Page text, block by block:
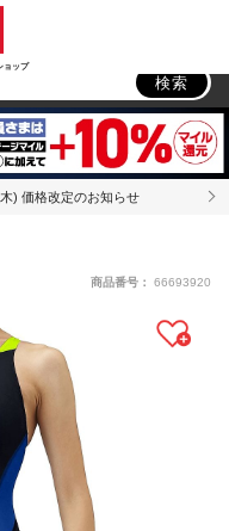
ョップ
検索
) 価格改定のお知らせ
商品番号： 66693920